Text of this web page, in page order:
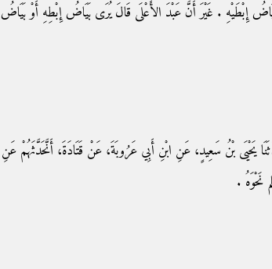
إِبْطَيْهِ ‏.‏ غَيْرَ أَنَّ عَبْدَ الأَعْلَى قَالَ يُرَى بَيَاضُ إِبْطِهِ أَوْ بَيَاضُ
يَحْيَى بْنُ سَعِيدٍ، عَنِ ابْنِ أَبِي عَرُوبَةَ، عَنْ قَتَادَةَ، أَنَّحَدَّثَهُمْ عَنِ
نَحْوَهُ ‏.‏